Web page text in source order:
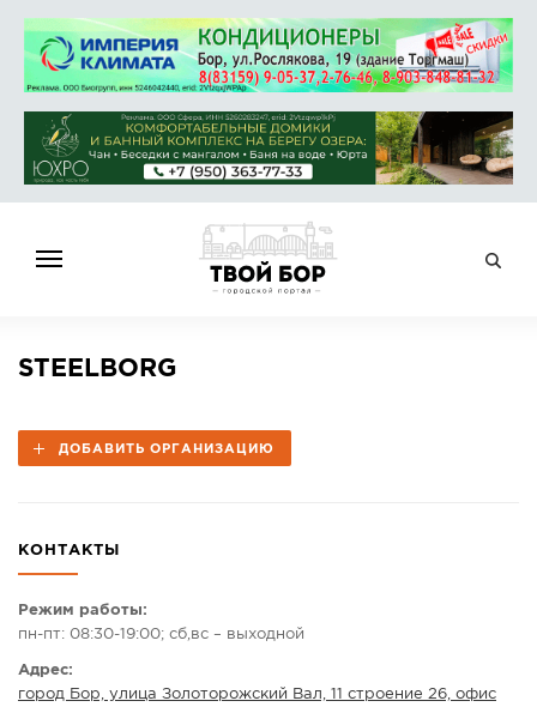
НОВОСТИ
ОБЪЯВЛЕНИЯ
КАМЕРЫ
КОНКУРСЫ
STEELBORG
ДОБАВИТЬ ОРГАНИЗАЦИЮ
КОНТАКТЫ
Режим работы:
пн-пт: 08:30-19:00; сб,вс – выходной
Адрес:
город Бор, улица Золоторожский Вал, 11 строение 26, офис